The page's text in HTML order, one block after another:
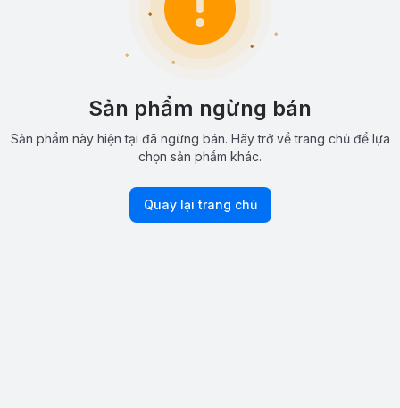
Sản phẩm ngừng bán
Sản phẩm này hiện tại đã ngừng bán. Hãy trở về trang chủ để lựa
chọn sản phẩm khác.
Quay lại trang chủ